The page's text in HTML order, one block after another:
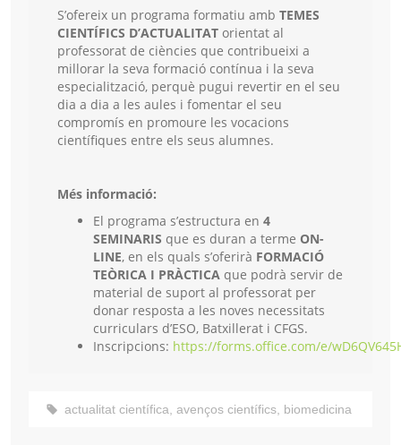
S’ofereix un programa formatiu amb TEMES
CIENTÍFICS D’ACTUALITAT orientat al
professorat de ciències que contribueixi a
millorar la seva formació contínua i la seva
especialització, perquè pugui revertir en el seu
dia a dia a les aules i fomentar el seu
compromís en promoure les vocacions
científiques entre els seus alumnes.
Més informació:
El programa s’estructura en 4
SEMINARIS que es duran a terme ON-
LINE, en els quals s’oferirà FORMACIÓ
TEÒRICA I PRÀCTICA que podrà servir de
material de suport al professorat per
donar resposta a les noves necessitats
curriculars d’ESO, Batxillerat i CFGS.
Inscripcions: https://forms.office.com/e/
actualitat científica avenços científics biomedicina